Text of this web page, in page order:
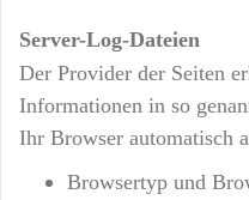
Server-Log-Dateien
Der Provider der Seiten
Informationen in so
Ihr Browser automatisch
Browsertyp und